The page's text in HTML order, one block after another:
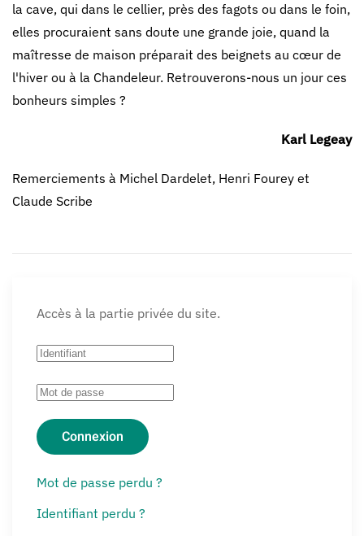
la cave, qui dans le cellier, près des fagots ou dans le foin,
elles procuraient sans doute une grande joie, quand la
maîtresse de maison préparait des beignets au cœur de
l'hiver ou à la Chandeleur. Retrouverons-nous un jour ces
bonheurs simples ?
Karl Legeay
Remerciements à Michel Dardelet, Henri Fourey et
Claude Scribe
Accès à la partie privée du site.
Connexion
Mot de passe perdu ?
Identifiant perdu ?